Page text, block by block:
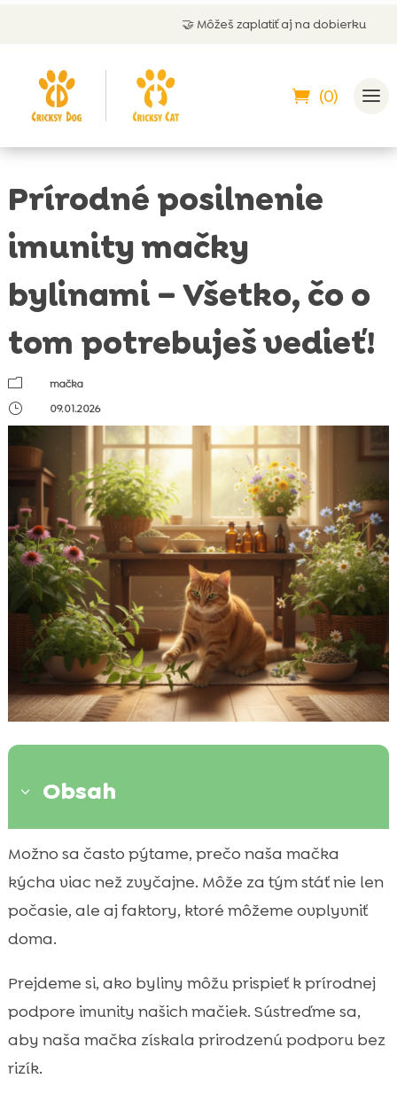
🤝 Môžeš zaplatiť aj na dobierku
(0)
Prírodné posilnenie
imunity mačky
bylinami – Všetko, čo o
tom potrebuješ vedieť!
m
mačka
}
09.01.2026
3 Obsah
 Prečo je silná imunita mačky dôležitá pre
zdravie počas celého roka

Signály, že imunita našej mačky môže byť
bylinami

Bezpečnosť na prvom mieste: ktoré bylinky
Možno sa často pýtame, prečo naša mačka
kýcha viac než zvyčajne. Môže za tým stáť nie len
počasie, ale aj faktory, ktoré môžeme ovplyvniť
doma.
Prejdeme si, ako byliny môžu prispieť k prírodnej
podpore imunity našich mačiek. Sústreďme sa,
aby naša mačka získala prirodzenú podporu bez
rizík.